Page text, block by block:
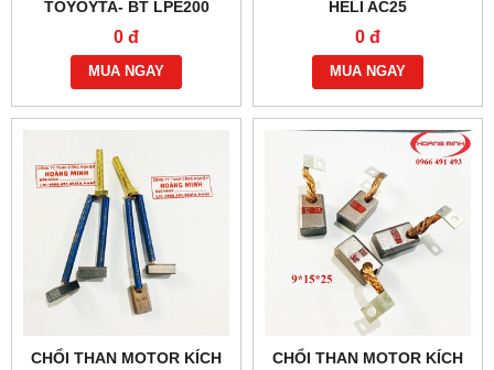
TOYOYTA- BT LPE200
0 đ
MUA NGAY
HELI AC25
0 đ
MUA NGAY
CHỔI THAN MOTOR KÍCH
CHỔI THAN MOTOR KÍCH